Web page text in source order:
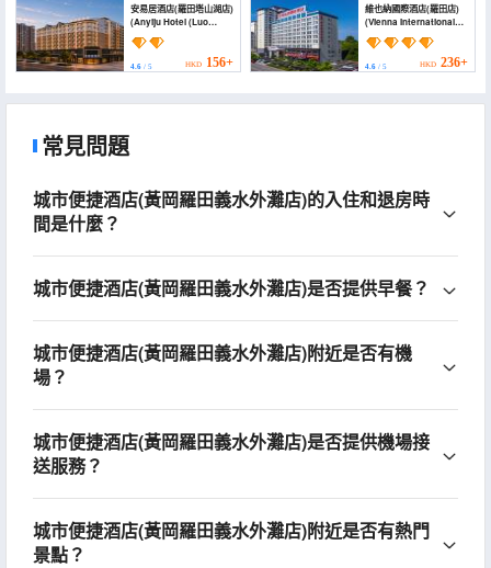
安易居酒店(羅田塔山湖店)
(Anyiju Hotel (Luo
Tian))
4.6 / 5 HKD 156+
維也納國際酒店(羅田店)
(Vienna International
Hotel)
4.6/ 5 HKD 236+
常見問題
城市便捷酒店(黃岡羅田義水外灘店)的入住和退房時
間是什麼？
城市便捷酒店(黃岡羅田義水外灘店)是否提供早餐？
城市便捷酒店(黃岡羅田義水外灘店)附近是否有機
場？
城市便捷酒店(黃岡羅田義水外灘店)是否提供機場接
送服務？
城市便捷酒店(黃岡羅田義水外灘店)附近是否有熱門
景點？